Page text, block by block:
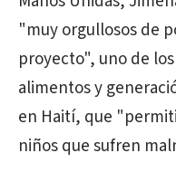
"muy orgullosos de
proyecto", uno de
alimentos y
en Haití, que
niños que sufren